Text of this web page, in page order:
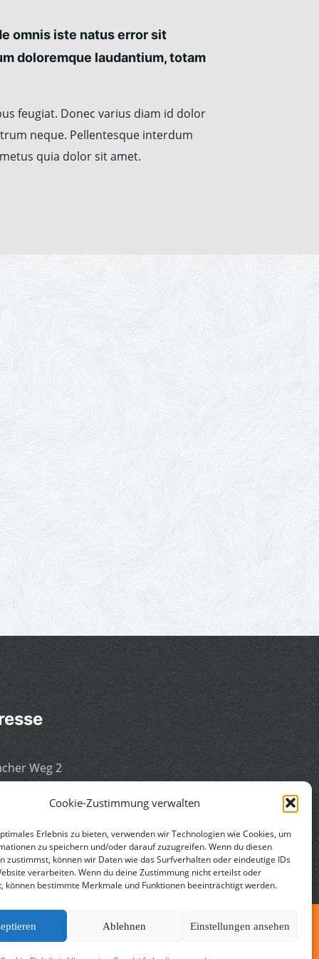
Cookie-Zustimmung verwalten
Erlebnis zu bieten, verwenden wir Technologien wie Cookies, um
zu speichern und/oder darauf zuzugreifen. Wenn du diesen
zustimmst, können wir Daten wie das Surfverhalten oder eindeutige IDs
verarbeiten. Wenn du deine Zustimmung nicht erteilst oder
können bestimmte Merkmale und Funktionen beeinträchtigt werden.
Ablehnen Einstellungen ansehen
omnis iste natus error sit
doloremque laudantium, totam
feugiat. Donec varius diam id dolor
neque. Pellentesque interdum
quia dolor sit amet.
Weg 2